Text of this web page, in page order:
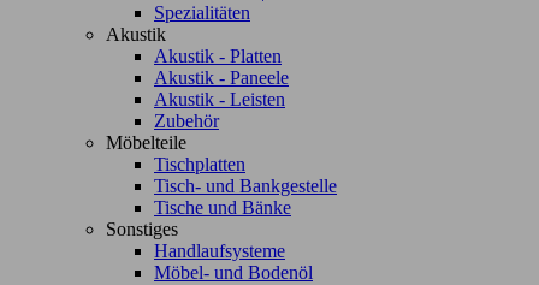
Spezialitäten
Akustik
Akustik - Platten
Akustik - Paneele
Akustik - Leisten
Zubehör
Möbelteile
Tischplatten
Tisch- und Bankgestelle
Tische und Bänke
Sonstiges
Handlaufsysteme
Möbel- und Bodenöl